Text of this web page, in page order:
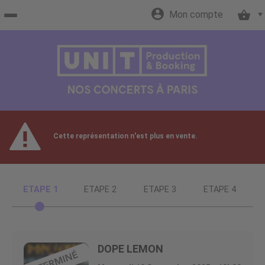
Site
officiel
Mon compte
Cette représentation n'est plus en vente.
ETAPE 1 ETAPE 2 ETAPE 3 ETAPE 4
DOPE LEMON